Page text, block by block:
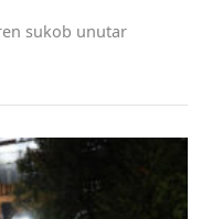
sukob unutar